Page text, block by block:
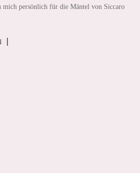
mich persönlich für die Mäntel von Siccaro